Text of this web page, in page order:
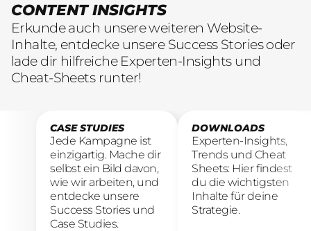
CONTENT INSIGHTS
Erkunde auch unsere weiteren Website-
Inhalte, entdecke unsere Success Stories oder
lade dir hilfreiche Experten-Insights und
Cheat-Sheets runter!
CASE STUDIES
Jede Kampagne ist
einzigartig. Mache dir
selbst ein Bild davon,
wie wir arbeiten, und
entdecke unsere
Success Stories und
Case Studies.
DOWNLOADS
Experten-Insights,
Trends und Cheat
Sheets: Hier findest
du die wichtigsten
Inhalte für deine
Strategie.